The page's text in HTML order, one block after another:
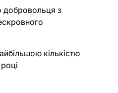
добровольця з
кількістю